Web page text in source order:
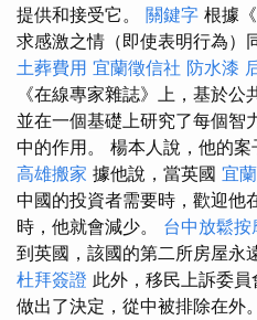
提供和接受它。 關鍵字 根據
求感激之情（即使表明行為）
土葬費用 宜蘭徵信社 防水漆
《在線專家雜誌》上，基於公
並在一個基礎上研究了每個智
中的作用。 楊本人說，他的案
高雄搬家 據他說，當英國 宜
中國的投資者需要時，歡迎他
時，他就會減少。 台中放鬆按
到英國，該國的第二所房屋永
杜拜簽證 此外，移民上訴委
做出了決定，從中被排除在外。